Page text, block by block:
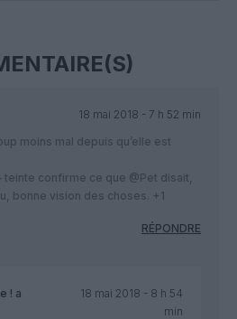
18 mai 2018 - 7 h 52 min
moins mal depuis qu’elle est
teinte confirme ce que @Pet disait,
bonne vision des choses. +1
RÉPONDRE
! a
18 mai 2018 - 8 h 54
min